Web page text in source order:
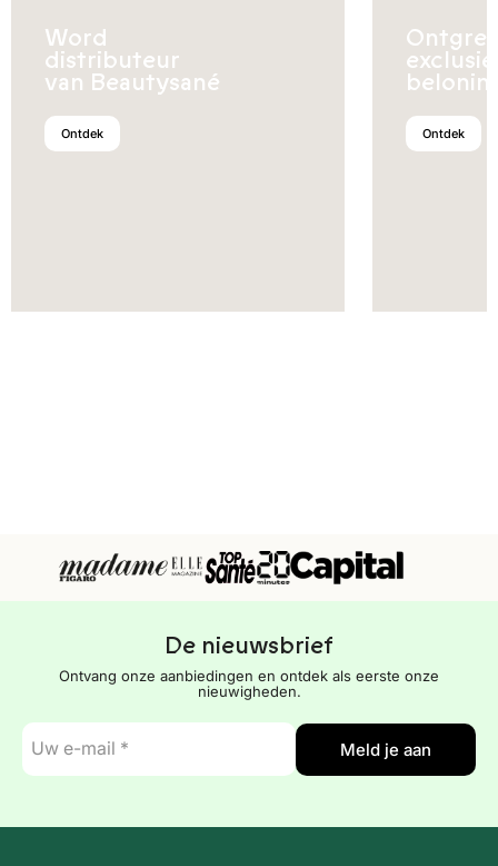
Word
distributeur
van Beautysané
Ontdek Ontdek
De nieuwsbrief
Ontvang onze aanbiedingen en ontdek als eerste onze
nieuwigheden.
E-
mail
*
Meld je aan